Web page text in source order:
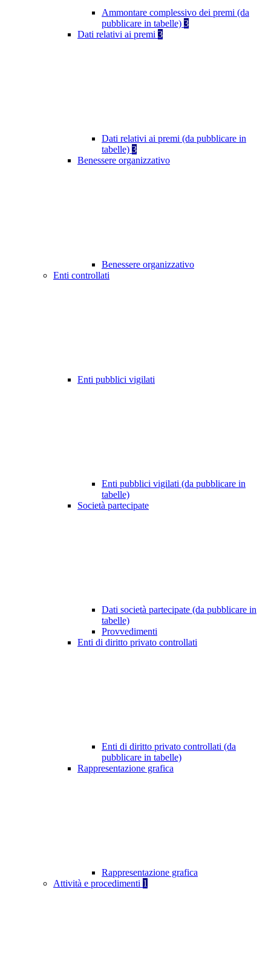
Ammontare complessivo dei premi (da
pubblicare in tabelle) 3
Dati relativi ai premi 3
Dati relativi ai premi (da pubblicare in
tabelle) 3
Benessere organizzativo
Benessere organizzativo
Enti controllati
Enti pubblici vigilati
Enti pubblici vigilati (da pubblicare in
tabelle)
Società partecipate
Dati società partecipate (da pubblicare in
tabelle)
Provvedimenti
Enti di diritto privato controllati
Enti di diritto privato controllati (da
pubblicare in tabelle)
Rappresentazione grafica
Rappresentazione grafica
Attività e procedimenti 1